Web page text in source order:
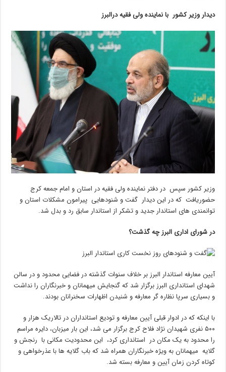
دیدار وزیر کشور با نماینده ولی فقیه درالبرز
وزیر کشور سپس در دفتر نماینده ولی فقیه در استان و امام جمعه کرج
حضوریافت که در این دیدار گفت و شنودهایی پیرامون مشکلات استان و
توانمندی های استاندار جدید و تشکر از استاندار سابق رد و بدل شد.
در شورای اداری البرز چه گذشت؟
آیین معارفه استاندار البرز بر خلاف سنوات گذشته در فضایی محدود و در سالن
شهدای استانداری البرز برگزار شد که گنجایش میهمانان و خبرنگاران را نداشت
و بسیاری سرپا نظاره گر معارفه و شنیدن اظهارات سخنرانان بودند.
با اینکه که در ادوار قبلی آیین معارفه و تودیع استانداران در تالاریک هزار و
۵۰۰ نفری شهیدان نژاد فلاح کرج برگزار می شد، این بار میزبان، دایره مراسم
را محدود به یک مکان در استانداری کرد، این محدودیت مکانی با رنجش و
گلایه میهمانان به ویژه خبرنگاران همراه شد که باب گلایه ها با عذرخواهی و
کوتاه کردن زمان آیین و معارفه بسته شد.